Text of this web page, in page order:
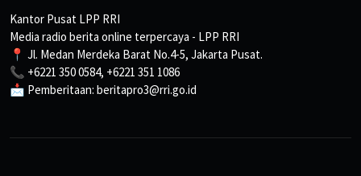
Kantor Pusat LPP RRI
Media radio berita online terpercaya - LPP RRI
📍 Jl. Medan Merdeka Barat No.4-5, Jakarta Pusat.
📞 +6221 350 0584, +6221 351 1086
📩 Pemberitaan: beritapro3@rri.go.id